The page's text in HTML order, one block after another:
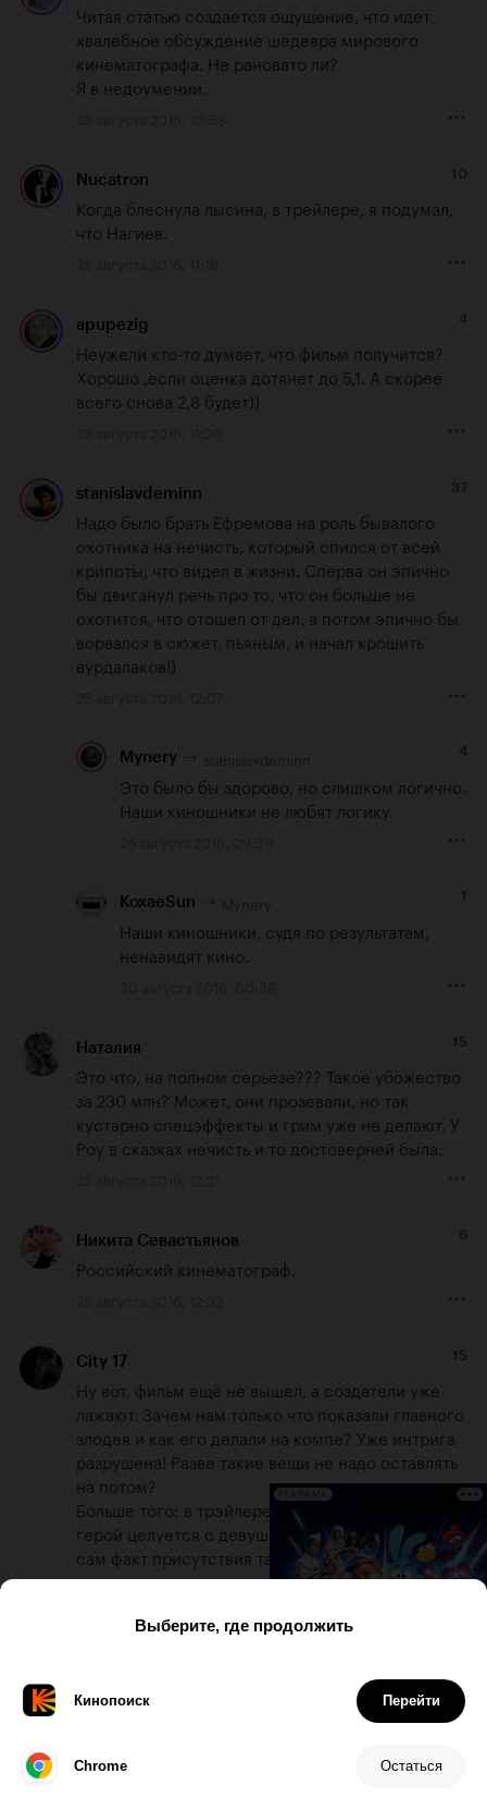
Читая статью создается ощущение, что идет
хвалебное обсуждение шедевра мирового
кинематографа. Не рановато ли?
Я в недоумении..
Nucatron 10
Когда блеснула лысина, в трейлере, я подумал,
что Нагиев.
apupezig 4
Неужели кто-то думает, что фильм получится?
Хорошо ,если оценка дотянет до 5,1. А скорее
всего снова 2,8 будет))
stanislavdeminn 37
Надо было брать Ефремова на роль бывалого
охотника на нечисть, который спился от всей
крипоты, что видел в жизни. Сперва он эпично
бы двиганул речь про то, что он больше не
охотится, что отошел от дел, а потом эпично бы
ворвался в сюжет, пьяным, и начал крошить
вурдалаков!)
Mynery 4
Это было бы здорово, но слишком логично.
Наши киношники не любят логику.
KoxaeSun 1
Наши киношники, судя по результатам,
ненавидят кино.
Наталия 15
Это что, на полном серьезе??? Такое убожество
за 230 млн? Может, они прозевали, но так
кустарно спецэффекты и грим уже не делают. У
Роу в сказках нечисть и то достоверней была.
Никита Севастьянов 6
Российский кинематограф.
City 17 15
Ну вот, фильм ещё не вышел, а создатели уже
лажают. Зачем нам только что показали главного
злодея и как его делали на компе? Уже интрига
разрушена! Разве такие вещи не надо оставлять
на потом?
Больше того: в трэйлере показали, как главный
герой целуется с девушкой вампиром. Конечно,
сам факт присутствия таких персонажей
подсказывает, что у них в конце всё 'получится'.
рассказывать заранее? Смотреть совсем ничего
Если там припасено ещё  клише, например что
ГГ какой-нибудь избранный и т.д. то надо было и
это сразу рассказать. А чего тянуть то?))
25 августа 2016, 12:32